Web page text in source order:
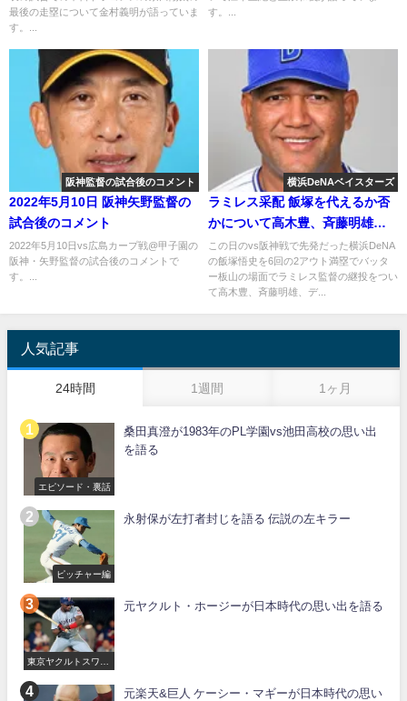
最後の走塁について金村義明が語っていま
す。...
す。...
阪神監督の試合後のコメント
2022年5月10日 阪神矢野監督の
試合後のコメント
2022年5月10日vs広島カープ戦@甲子園の
阪神・矢野監督の試合後のコメントで
す。...
横浜DeNAベイスターズ
ラミレス采配 飯塚を代えるか否
かについて高木豊、斉藤明雄、
デーブが語る 2018年5月15日
この日のvs阪神戦で先発だった横浜DeNA
の飯塚悟史を6回の2アウト満塁でバッタ
ー板山の場面でラミレス監督の継投をつい
て高木豊、斉藤明雄、デ...
人気記事
24時間 1週間 1ヶ月
エピソード・裏話
桑田真澄が1983年のPL学園vs池田高校の思い出
を語る
ピッチャー編
永射保が左打者封じを語る 伝説の左キラー
東京ヤクルトスワロ
元ヤクルト・ホージーが日本時代の思い出を語る
元楽天&巨人 ケーシー・マギーが日本時代の思い